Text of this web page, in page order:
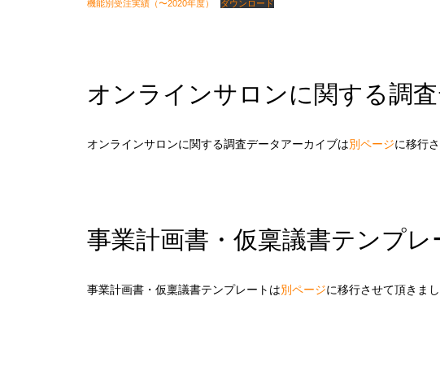
機能別受注実績（〜2020年度） ダウンロード
オンラインサロンに関する調査
オンラインサロンに関する調査データアーカイブは別ページに移行
事業計画書・仮稟議書テンプレ
事業計画書・仮稟議書テンプレートは別ページに移行させて頂きまし